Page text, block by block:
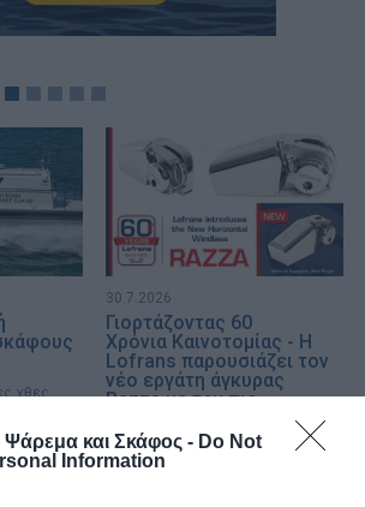
και Σκάφος - Do Not
Information
χθες,
30.7.2026
Γιορτάζοντας 60
Χρόνια Καινοτομίας - Η
Lofrans παρουσιάζει τον
νέο εργάτη άγκυρας
Razza με τον πιο
εργονομικό και συμπαγή
σχεδιασμό
Η Lofrans, που ιδρύθηκε το 1966